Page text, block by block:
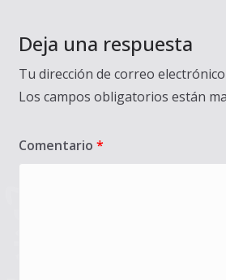
Deja una respuesta
Tu dirección de correo
Los campos obligatorios están
Comentario *